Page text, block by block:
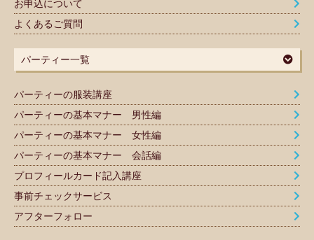
お申込について
よくあるご質問
パーティー一覧
パーティーの服装講座
パーティーの基本マナー 男性編
パーティーの基本マナー 女性編
パーティーの基本マナー 会話編
プロフィールカード記入講座
事前チェックサービス
アフターフォロー